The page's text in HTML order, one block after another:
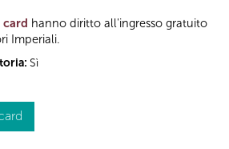
card hanno diritto all'ingresso gratuito
Imperiali.
Sì